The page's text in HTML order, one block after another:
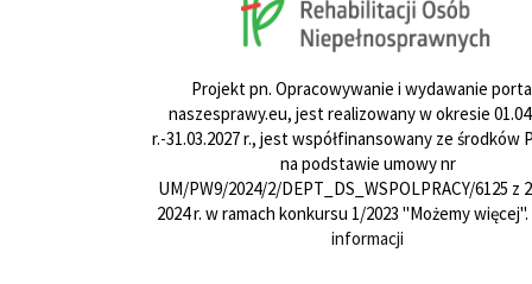
Projekt pn. Opracowywanie i wydawanie
naszesprawy.eu, jest realizowany w okresie
r.-31.03.2027 r., jest współfinansowany ze środków
na podstawie umowy nr
UM/PW9/2024/2/DEPT_DS_WSPOLPRACY/6125 z
2024 r. w ramach konkursu 1/2023 "Możemy więcej".
informacji